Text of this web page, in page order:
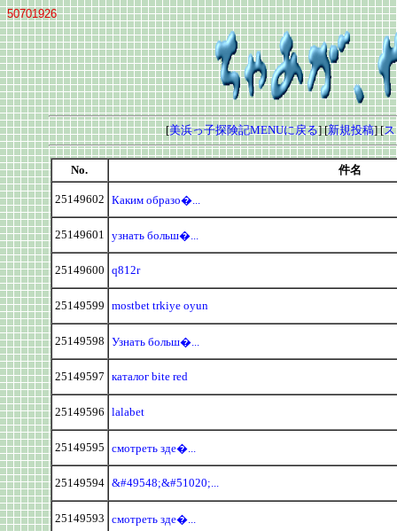
50701926
[美浜っ子探険記MENUに戻る] [新規投稿] [
No. 件名
25149602 Каким образо�...
25149601 узнать больш�...
25149600 q812r
25149599 mostbet trkiye oyun
25149598 Узнать больш�...
25149597 каталог bite red
25149596 lalabet
25149595 смотреть зде�...
25149594 &#49548;&#51020;...
25149593 смотреть зде�...